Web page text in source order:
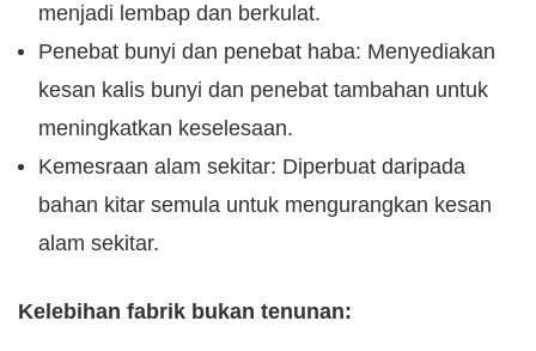
menjadi lembap dan berkulat.
Penebat bunyi dan penebat haba: Menyediakan
kesan kalis bunyi dan penebat tambahan untuk
meningkatkan keselesaan.
Kemesraan alam sekitar: Diperbuat daripada
bahan kitar semula untuk mengurangkan kesan
alam sekitar.
Kelebihan fabrik bukan tenunan: